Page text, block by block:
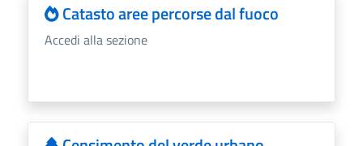
Catasto aree percorse dal fuoco
Accedi alla sezione